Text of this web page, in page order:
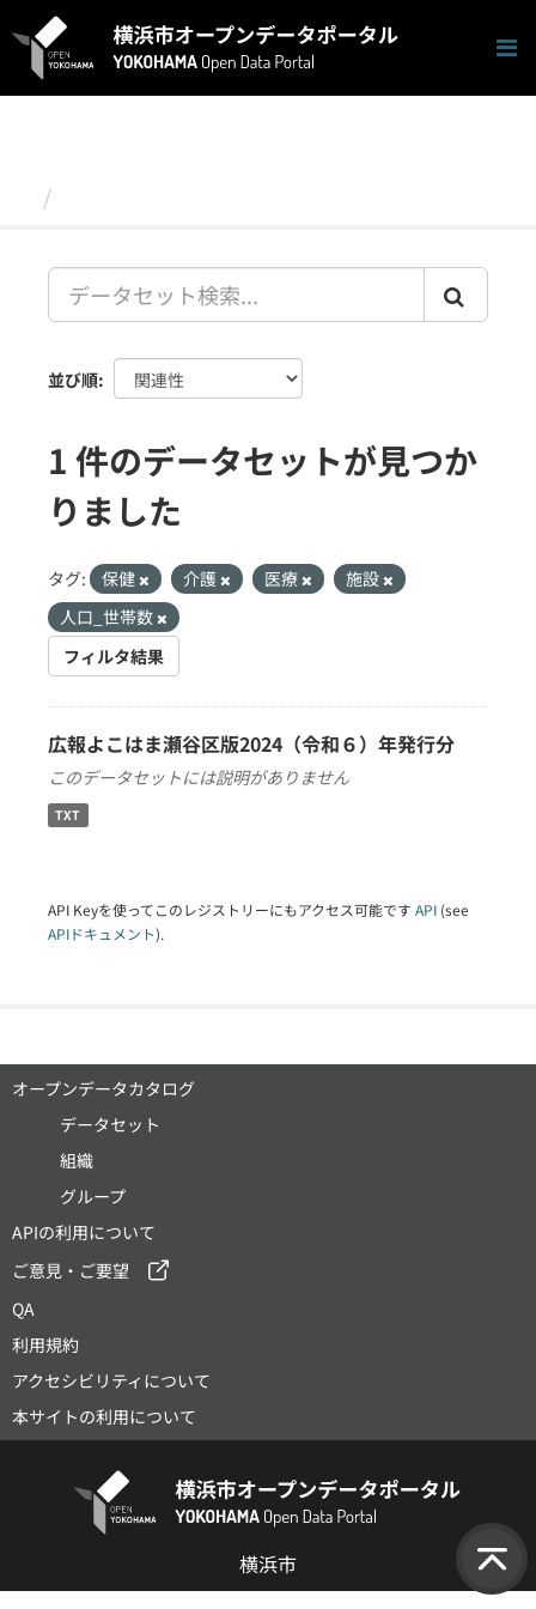
キ
並び順
1 件のデータセットが見つか
りました
タグ: 保健 介護 医療
施設
人口_世帯数
フィルタ結果
広報よこはま瀬谷区版2024（令和６）年発行分
このデータセットには説明がありません
TXT
API Keyを使ってこのレジストリーにもアクセス可能です API (see
APIドキュメント).
オープンデータカタログ
データセット
組織
グループ
APIの利用について
ご意見・ご要望
QA
利用規約
アクセシビリティについて
本サイトの利用について
横浜市